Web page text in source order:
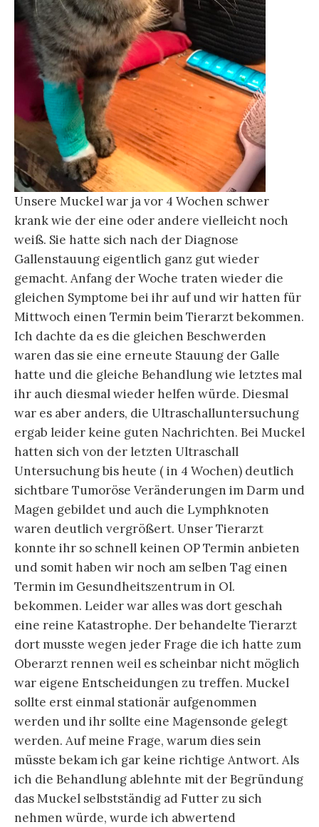
Unsere Muckel war ja vor 4 Wochen schwer
krank wie der eine oder andere vielleicht noch
weiß. Sie hatte sich nach der Diagnose
Gallenstauung eigentlich ganz gut wieder
gemacht. Anfang der Woche traten wieder die
gleichen Symptome bei ihr auf und wir hatten für
Mittwoch einen Termin beim Tierarzt bekommen.
Ich dachte da es die gleichen Beschwerden
waren das sie eine erneute Stauung der Galle
hatte und die gleiche Behandlung wie letztes mal
ihr auch diesmal wieder helfen würde. Diesmal
war es aber anders, die Ultraschalluntersuchung
ergab leider keine guten Nachrichten. Bei Muckel
hatten sich von der letzten Ultraschall
Untersuchung bis heute ( in 4 Wochen) deutlich
sichtbare Tumoröse Veränderungen im Darm und
Magen gebildet und auch die Lymphknoten
waren deutlich vergrößert. Unser Tierarzt
konnte ihr so schnell keinen OP Termin anbieten
und somit haben wir noch am selben Tag einen
Termin im Gesundheitszentrum in Ol.
bekommen. Leider war alles was dort geschah
eine reine Katastrophe. Der behandelte Tierarzt
dort musste wegen jeder Frage die ich hatte zum
Oberarzt rennen weil es scheinbar nicht möglich
war eigene Entscheidungen zu treffen. Muckel
sollte erst einmal stationär aufgenommen
werden und ihr sollte eine Magensonde gelegt
werden. Auf meine Frage, warum dies sein
müsste bekam ich gar keine richtige Antwort. Als
ich die Behandlung ablehnte mit der Begründung
das Muckel selbstständig ad Futter zu sich
nehmen würde, wurde ich abwertend